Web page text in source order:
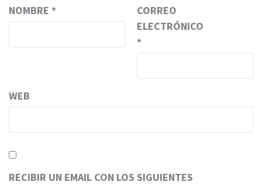
NOMBRE *
CORREO
ELECTRÓNICO
*
WEB
RECIBIR UN EMAIL CON LOS SIGUIENTES